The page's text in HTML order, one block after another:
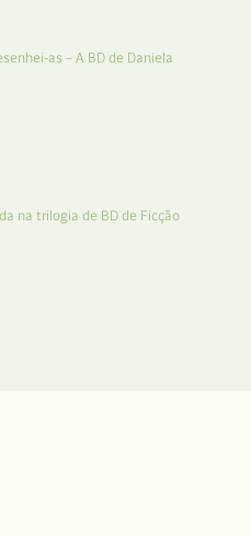
as – A BD de Daniela
na trilogia de BD de Ficção